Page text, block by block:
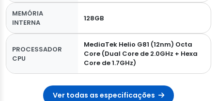
MEMÓRIA
INTERNA
128GB
PROCESSADOR
CPU
MediaTek Helio G81 (12nm) Octa
Core (Dual Core de 2.0GHz + Hexa
Core de 1.7GHz)
Ver todas as especificações